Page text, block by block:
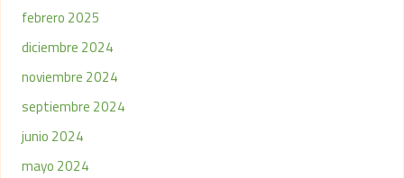
febrero 2025
diciembre 2024
noviembre 2024
septiembre 2024
junio 2024
mayo 2024